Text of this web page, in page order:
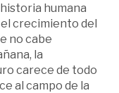
humana
crecimiento del
no cabe
la
carece de todo
al campo de la